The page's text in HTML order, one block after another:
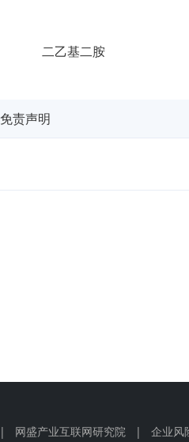
二乙基二胺
免责声明
| 网盛产业互联网研究院 | 企业风